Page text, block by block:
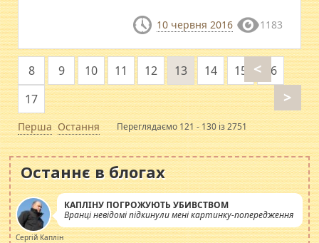
10 червня 2016 1183
Перша
<
8 9 10 11 12 13 14 15
16
17
>
Остання Переглядаємо 121 - 130 із 2751
Останнє в блогах
КАПЛІНУ ПОГРОЖУЮТЬ УБИВСТВОМ
Вранці невідомі підкинули мені картинку-попередження
Сергій Каплін